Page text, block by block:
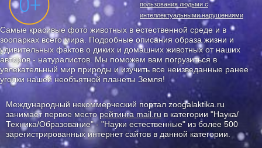
пользования людьми с
интеллектуальными нарушениями
Самые красивые фото животных в естественной среде и в
зоопарках всего мира. Подробные описания образа жизни и
удивительных фактов о диких и домашних животных от наших
авторов - натуралистов. Мы поможем вам погрузиться в
увлекательный мир природы и изучить все неизведанные ранее
уголки нашей необъятной планеты Земля!
Международный некоммерческий портал zoogalaktika.ru
занимает первое месторейтинга mail.ru в категории "Наука/
Техника/Образование" - "Науки естественные" из более 500
зарегистрированных интернет сайтов в данной категории.